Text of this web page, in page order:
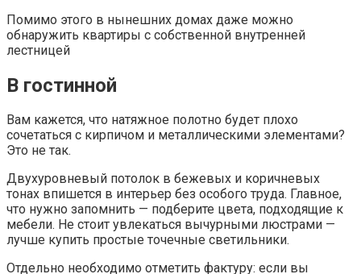
Помимо этого в нынешних домах даже можно
обнаружить квартиры с собственной внутренней
лестницей
В гостинной
Вам кажется, что натяжное полотно будет плохо
сочетаться с кирпичом и металлическими элементами?
Это не так.
Двухуровневый потолок в бежевых и коричневых
тонах впишется в интерьер без особого труда. Главное,
что нужно запомнить — подберите цвета, подходящие к
мебели. Не стоит увлекаться вычурными люстрами —
лучше купить простые точечные светильники.
Отдельно необходимо отметить фактуру: если вы